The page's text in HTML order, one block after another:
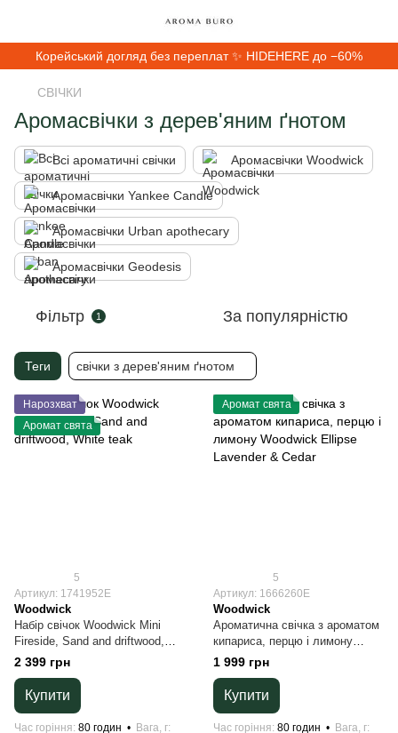
Корейський догляд без переплат ✨ HIDEHERE до −60%
СВІЧКИ
Аромасвічки з дерев'яним ґнотом
Всі ароматичні свічки Аромасвічки Woodwick
Аромасвічки Yankee Candle
Аромасвічки Urban apothecary
Аромасвічки Geodesis
Фільтр 1 За популярністю
Теги свічки з дерев'яним ґнотом
Нарозхват
Аромат свята
5
Артикул: 1741952E
Woodwick
Набір свічок Woodwick Mini
Fireside, Sand and driftwood,
White teak
2 399 грн
Купити
Час горіння 80 годин
Вага, г
Аромат свята
5
Артикул: 1666260E
Woodwick
Ароматична свічка з ароматом
кипариса, перцю і лимону
Woodwick Ellipse Lavender &
1 999 грн
Купити
Час горіння 80 годин
Вага, г